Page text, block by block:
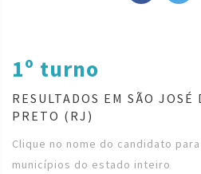
1º turno
RESULTADOS EM SÃO JOSÉ
PRETO (RJ)
Clique no nome do candidato
municípios do estado inteiro